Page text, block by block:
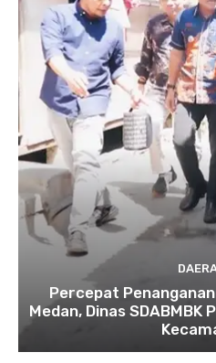
Percepat
Medan, Dinas